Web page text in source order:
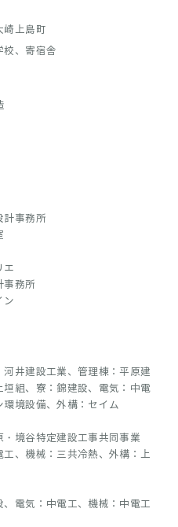
崎上島町
校、寄宿舎
計事務所
エ
事務所
ン
河井建設工業、管理棟：平原建
垣組、寮：錦建設、電気：中電
環境設備、外構：セイム
・境谷特定建設工事共同事業
工、機械：三共冷熱、外構：上
、電気：中電工、機械：中電工